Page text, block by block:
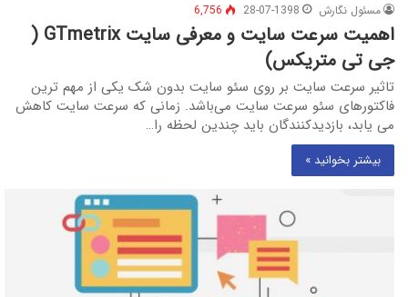
مسئول نگارش 28-07-1398
6,756
اهمیت سرعت سایت و معرفی سایت GTmetrix (
جی تی متریکس)
تاثیر سرعت سایت بر روی سئو سایت بدون شک یکی از مهم ترین
فاکتورهای سئو سرعت سایت می‌باشد. زمانی که سرعت سایت کاهش
می یابد، بازدیدکنندگان باید چندین لحظه را…
بیشتر بخوانید »